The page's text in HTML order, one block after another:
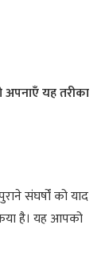
यह तरीका
संघर्षों को याद
है। यह आपको